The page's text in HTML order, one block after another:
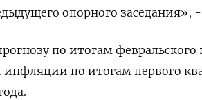
опорного заседания»,
по итогам
по итогам первого